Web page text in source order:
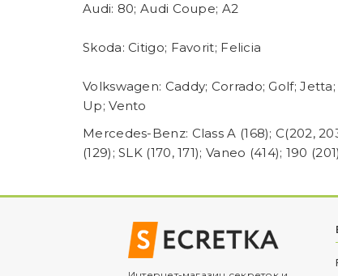
Audi: 80; Audi Coupe; A2
Skoda: Citigo; Favorit; Felicia
Volkswagen: Caddy; Corrado; Golf;
Up; Vento
Mercedes-Benz: Class A (168); C(202,
(129); SLK (170, 171); Vaneo (414); 190